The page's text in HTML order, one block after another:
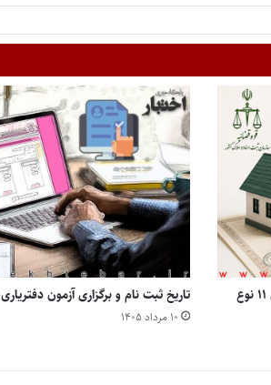
انواع مالکیت املاک در حقوق ثبتی؛ معرفی ۱۱ نوع
تاریخ ثبت نام و برگزاری آزمون دفتریاری ۱۴۰۵
۱۰ مرداد ۱۴۰۵